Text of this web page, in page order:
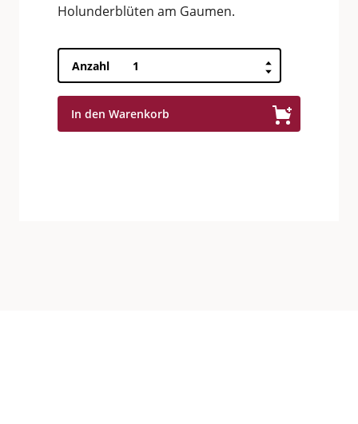
Holunderblüten am Gaumen.
Anzahl
Mannochmore
11
Year
Old
2009
In den Warenkorb